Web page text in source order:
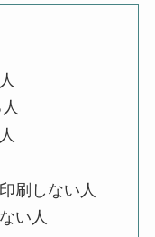
刷しない人
い人